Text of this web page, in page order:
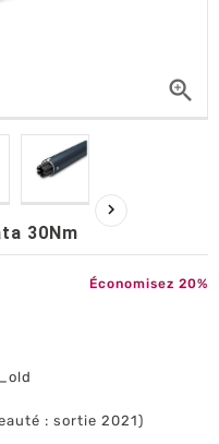


30Nm
Économisez 20%
: sortie 2021)